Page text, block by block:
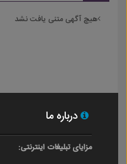
هیچ آگهی متنی یافت نشد
درباره ما
مزایای تبلیغات اینترنتی: